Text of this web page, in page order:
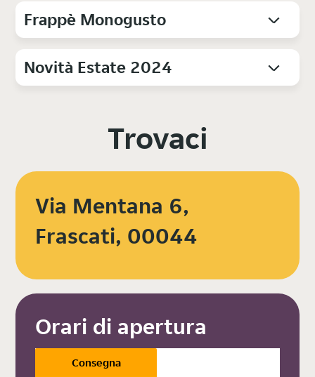
Frappè Monogusto
Novità Estate 2024
Trovaci
Via Mentana 6,
Frascati, 00044
Orari di apertura
Consegna